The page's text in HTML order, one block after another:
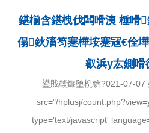
鍖椾含鍖栧伐闆嗗洟 棰嗗
傝鈥滀笉蹇樺垵蹇冦€佺
叡浜у厷鍘嗗
鍙戝竷鏃堕棿锛?021-07-
src="/hplusj/
type='text/javascript'